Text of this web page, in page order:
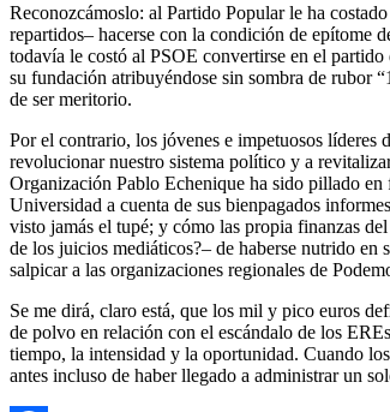
Reconozcámoslo: al Partido Popular le ha
repartidos– hacerse con la condición de epítome
todavía le costó al PSOE convertirse en el
su fundación atribuyéndose sin sombra de rubor
de ser meritorio.
Por el contrario, los jóvenes e impetuosos líderes
revolucionar nuestro sistema político y a
Organización Pablo Echenique ha sido pillado en
Universidad a cuenta de sus bienpagados
visto jamás el tupé; y cómo las propia finanzas
de los juicios mediáticos?– de haberse nutrido en
salpicar a las organizaciones regionales de
Se me dirá, claro está, que los mil y pico euros
de polvo en relación con el escándalo de los
tiempo, la intensidad y la oportunidad. Cuando
antes incluso de haber llegado a administrar un